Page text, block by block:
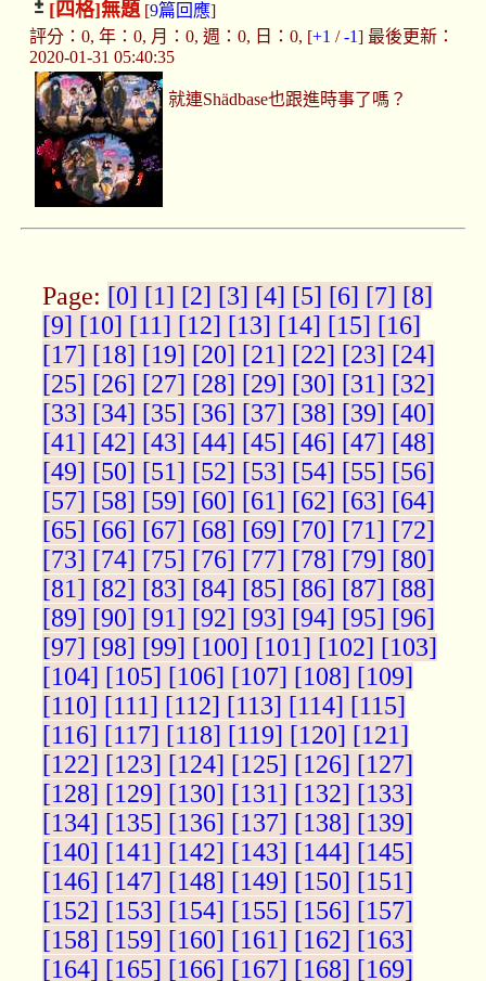
[四格]無題[9篇回應]
評分：0, 年：0, 月：0, 週：0, 日：0, [+1 /-1] 最後更新：
2020-01-31 05:40:35
就連Shädbase也跟進時事了嗎？
Page: [0] [1] [2] [3] [4] [5] [6] [7] [8]
[9] [10] [11] [12] [13] [14] [15] [16]
[17] [18] [19] [20] [21] [22] [23] [24]
[25] [26] [27] [28] [29] [30] [31] [32]
[33] [34] [35] [36] [37] [38] [39] [40]
[41] [42] [43] [44] [45] [46] [47] [48]
[49] [50] [51] [52] [53] [54] [55] [56]
[57] [58] [59] [60] [61] [62] [63] [64]
[65] [66] [67] [68] [69] [70] [71] [72]
[73] [74] [75] [76] [77] [78] [79] [80]
[81] [82] [83] [84] [85] [86] [87] [88]
[89] [90] [91] [92] [93] [94] [95] [96]
[97] [98] [99] [100] [101] [102] [103]
[104] [105] [106] [107] [108] [109]
[110] [111] [112] [113] [114] [115]
[116] [117] [118] [119] [120] [121]
[122] [123] [124] [125] [126] [127]
[128] [129] [130] [131] [132] [133]
[134] [135] [136] [137] [138] [139]
[140] [141] [142] [143] [144] [145]
[146] [147] [148] [149] [150] [151]
[152] [153] [154] [155] [156] [157]
[158] [159] [160] [161] [162] [163]
[164] [165] [166] [167] [168] [169]